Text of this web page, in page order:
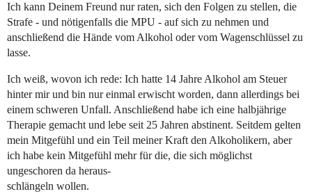
Ich kann Deinem Freund nur raten, sich den Folgen zu stellen, die
Strafe - und nötigenfalls die MPU - auf sich zu nehmen und
anschließend die Hände vom Alkohol oder vom Wagenschlüssel zu
lasse.
Ich weiß, wovon ich rede: Ich hatte 14 Jahre Alkohol am Steuer
hinter mir und bin nur einmal erwischt worden, dann allerdings bei
einem schweren Unfall. Anschließend habe ich eine halbjährige
Therapie gemacht und lebe seit 25 Jahren abstinent. Seitdem gelten
mein Mitgefühl und ein Teil meiner Kraft den Alkoholikern, aber
ich habe kein Mitgefühl mehr für die, die sich möglichst
ungeschoren da heraus-
schlängeln wollen.